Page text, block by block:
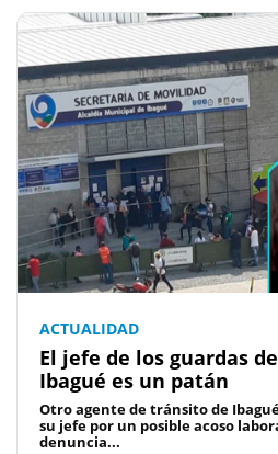
ACTUALIDAD
El jefe de los guardas
Ibagué es un patán
Otro agente de tránsito de
su jefe por un posible acoso
denuncia...